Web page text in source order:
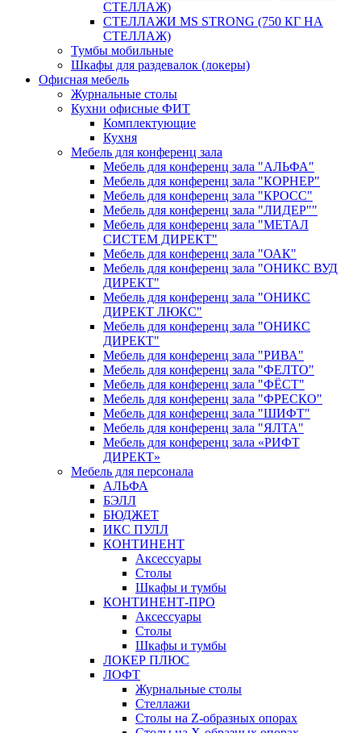
СТЕЛЛАЖ)
СТЕЛЛАЖИ MS STRONG (750 КГ НА
СТЕЛЛАЖ)
Тумбы мобильные
Шкафы для раздевалок (локеры)
Офисная мебель
Журнальные столы
Кухни офисные ФИТ
Комплектующие
Кухня
Мебель для конференц зала
Мебель для конференц зала "АЛЬФА"
Мебель для конференц зала "КОРНЕР"
Мебель для конференц зала "КРОСС"
Мебель для конференц зала "ЛИДЕР""
Мебель для конференц зала "МЕТАЛ
СИСТЕМ ДИРЕКТ"
Мебель для конференц зала "ОАК"
Мебель для конференц зала "ОНИКС ВУД
ДИРЕКТ"
Мебель для конференц зала "ОНИКС
ДИРЕКТ ЛЮКС"
Мебель для конференц зала "ОНИКС
ДИРЕКТ"
Мебель для конференц зала "РИВА"
Мебель для конференц зала "ФЕЛТО"
Мебель для конференц зала "ФЁСТ"
Мебель для конференц зала "ФРЕСКО"
Мебель для конференц зала "ШИФТ"
Мебель для конференц зала "ЯЛТА"
Мебель для конференц зала «РИФТ
ДИРЕКТ»
Мебель для персонала
АЛЬФА
БЭЛЛ
БЮДЖЕТ
ИКС ПУЛЛ
КОНТИНЕНТ
Аксессуары
Столы
Шкафы и тумбы
КОНТИНЕНТ-ПРО
Аксессуары
Столы
Шкафы и тумбы
ЛОКЕР ПЛЮС
ЛОФТ
Журнальные столы
Стеллажи
Столы на Z-образных опорах